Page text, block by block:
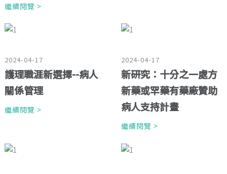
繼續閱覽 >
2024-04-17
護理職涯新選擇--病人
關係管理
繼續閱覽 >
2024-04-17
新研究：十分之一處方
新藥或罕藥有藥廠贊助
病人支持計畫
繼續閱覽 >